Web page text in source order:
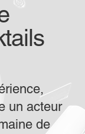
un acteur
de